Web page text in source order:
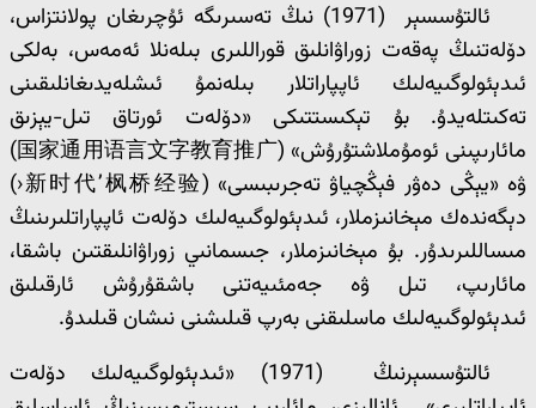
ئالتۇسسېر (1971) نىڭ تەسىرىگە ئۇچرىغان پولانتزاس،
دۆلەتنىڭ پەقەت زوراۋانلىق قوراللىرى بىلەنلا ئەمەس، بەلكى
ئىدېئولوگىيەلىك ئاپپاراتلار بىلەنمۇ ئىشلەيدىغانلىقىنى
تەكىتلەيدۇ. بۇ تېكىستتىكى «دۆلەت ئورتاق تىل-يېزىق
مائارىپىنى ئومۇملاشتۇرۇش» (国家通用语言文字教育推广)
ۋە «يېڭى دەۋر فېڭچياۋ تەجرىبىسى» (新时代’枫桥经验‹)
دېگەندەك مېخانىزملار، ئىدېئولوگىيەلىك دۆلەت ئاپپاراتلىرىنىڭ
مىساللىرىدۇر. بۇ مېخانىزملار، جىسمانىي زوراۋانلىقتىن باشقا،
مائارىپ، تىل ۋە جەمئىيەتنى باشقۇرۇش ئارقىلىق
ئىدېئولوگىيەلىك ماسلىقنى بەرپ قىلىشنى نىشان قىلىدۇ.
ئالتۇسسېرنىڭ (1971) «ئىدېئولوگىيەلىك دۆلەت